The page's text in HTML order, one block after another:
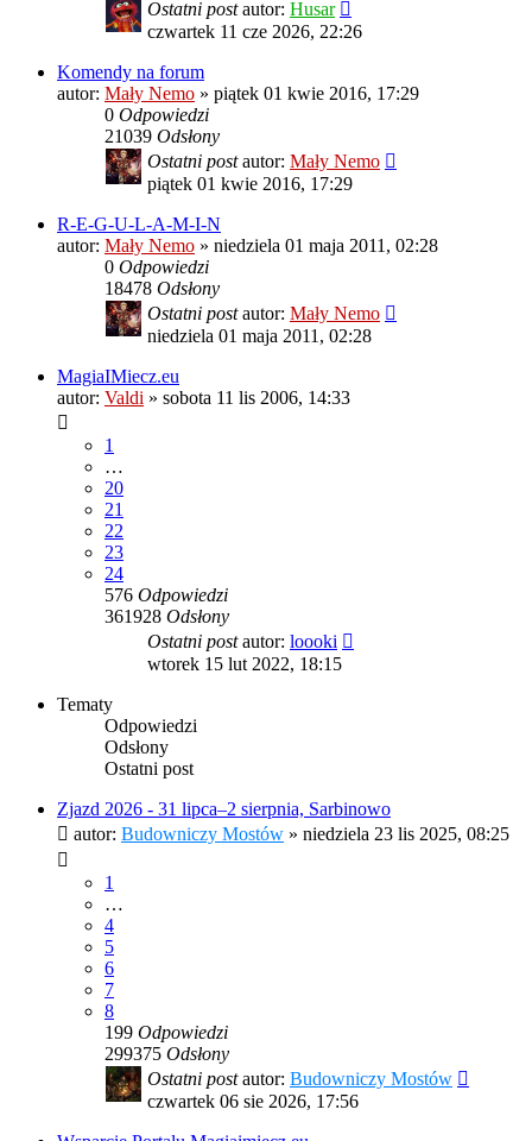
Ostatni postautor: Husar
czwartek 11 cze 2026, 22:26
Komendy na forum
autor: Mały Nemo » piątek 01 kwie 2016, 17:29
0 Odpowiedzi
21039 Odsłony
Ostatni postautor: Mały Nemo
piątek 01 kwie 2016, 17:29
R-E-G-U-L-A-M-I-N
autor: Mały Nemo » niedziela 01 maja 2011, 02:28
0 Odpowiedzi
18478 Odsłony
Ostatni postautor: Mały Nemo
niedziela 01 maja 2011, 02:28
MagiaIMiecz.eu
autor: Valdi » sobota 11 lis 2006, 14:33
1
…
20
21
22
23
24
576 Odpowiedzi
361928 Odsłony
Ostatni postautor: loooki
wtorek 15 lut 2022, 18:15
Tematy
Odpowiedzi
Odsłony
Ostatni post
Zjazd 2026 - 31 lipca–2 sierpnia, Sarbinowo
autor: Budowniczy Mostów » niedziela 23 lis 2025, 08:25
1
…
4
5
6
7
8
199 Odpowiedzi
299375 Odsłony
Ostatni postautor: Budowniczy Mostów
czwartek 06 sie 2026, 17:56